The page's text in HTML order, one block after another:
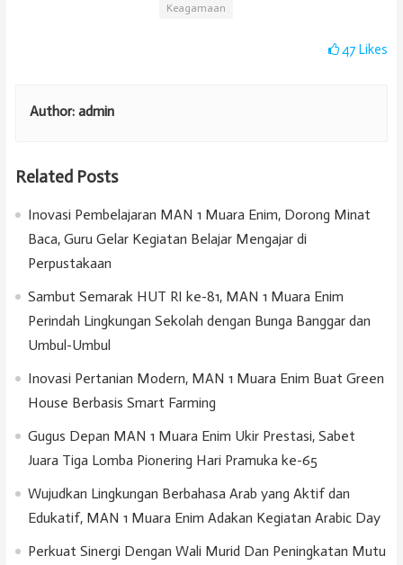
Keagamaan
47Likes
Author: admin
Related Posts
Inovasi Pembelajaran MAN 1 Muara Enim, Dorong Minat
Baca, Guru Gelar Kegiatan Belajar Mengajar di
Perpustakaan
Sambut Semarak HUT RI ke-81, MAN 1 Muara Enim
Perindah Lingkungan Sekolah dengan Bunga Banggar dan
Umbul-Umbul
Inovasi Pertanian Modern, MAN 1 Muara Enim Buat Green
House Berbasis Smart Farming
Gugus Depan MAN 1 Muara Enim Ukir Prestasi, Sabet
Juara Tiga Lomba Pionering Hari Pramuka ke-65
Wujudkan Lingkungan Berbahasa Arab yang Aktif dan
Edukatif, MAN 1 Muara Enim Adakan Kegiatan Arabic Day
Perkuat Sinergi Dengan Wali Murid Dan Peningkatan Mutu